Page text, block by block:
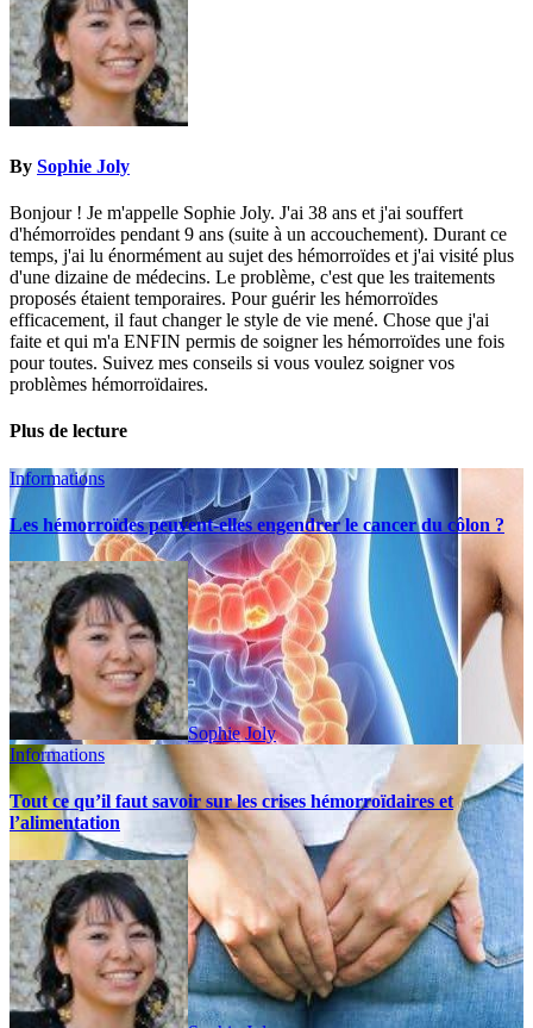
By Sophie Joly
Bonjour ! Je m'appelle Sophie Joly. J'ai 38 ans et j'ai souffert
d'hémorroïdes pendant 9 ans (suite à un accouchement). Durant ce
temps, j'ai lu énormément au sujet des hémorroïdes et j'ai visité plus
d'une dizaine de médecins. Le problème, c'est que les traitements
proposés étaient temporaires. Pour guérir les hémorroïdes
efficacement, il faut changer le style de vie mené. Chose que j'ai
faite et qui m'a ENFIN permis de soigner les hémorroïdes une fois
pour toutes. Suivez mes conseils si vous voulez soigner vos
problèmes hémorroïdaires.
Plus de lecture
Informations
Les hémorroïdes peuvent-elles engendrer le cancer du côlon ?
Sophie Joly
Informations
Tout ce qu’il faut savoir sur les crises hémorroïdaires et
l’alimentation